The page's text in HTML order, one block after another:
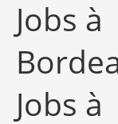
Jobs à
Jobs à